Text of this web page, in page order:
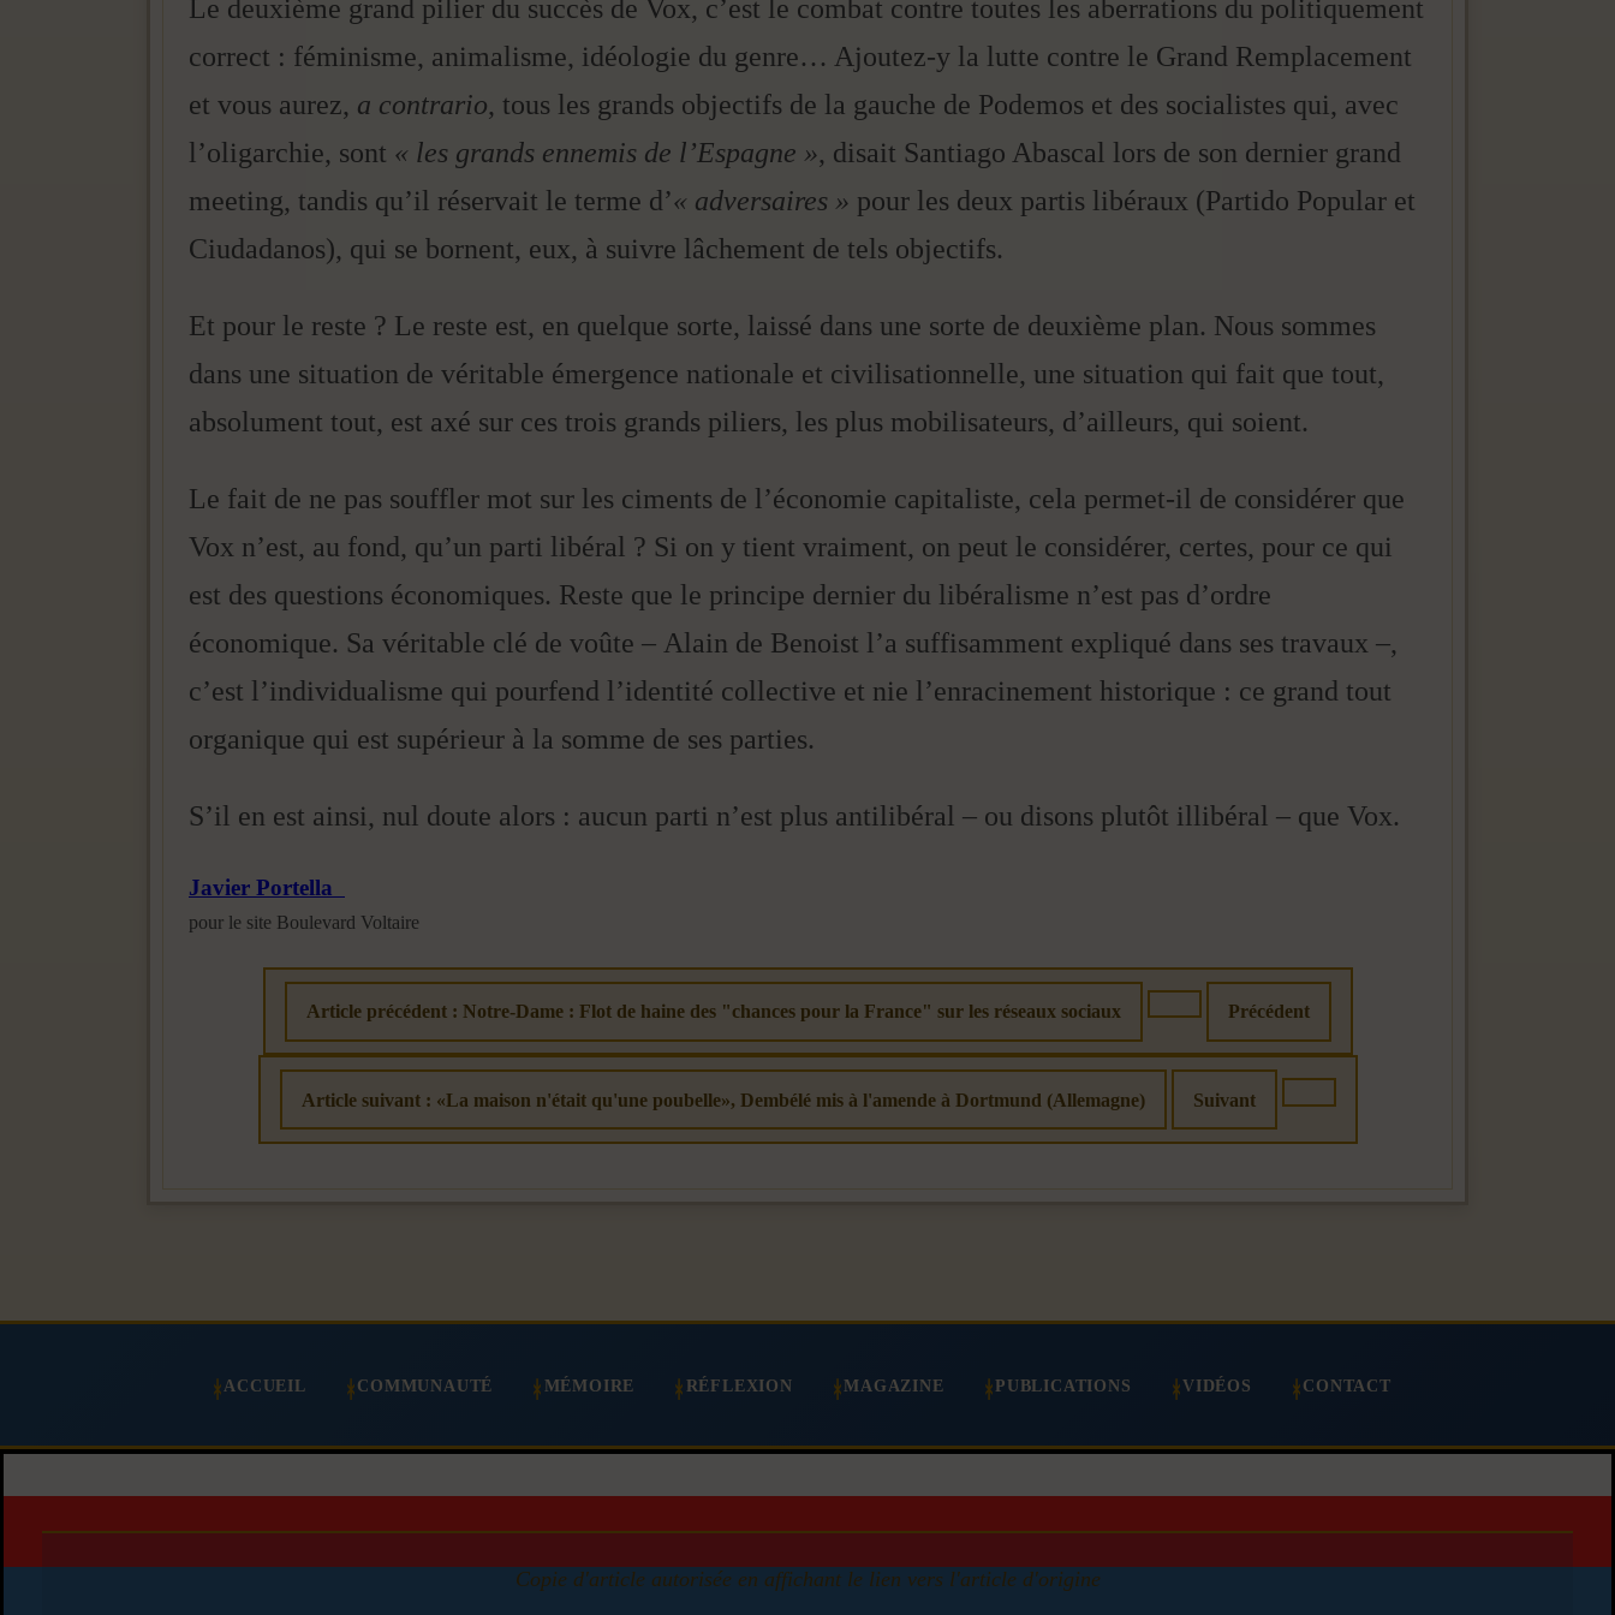
Le deuxième grand pilier du succès de Vox, c’est le combat contre toutes les aberrations du politiquement
correct : féminisme, animalisme, idéologie du genre… Ajoutez-y la lutte contre le Grand Remplacement
et vous aurez, a contrario, tous les grands objectifs de la gauche de Podemos et des socialistes qui, avec
l’oligarchie, sont « les grands ennemis de l’Espagne », disait Santiago Abascal lors de son dernier grand
meeting, tandis qu’il réservait le terme d’« adversaires » pour les deux partis libéraux (Partido Popular et
Ciudadanos), qui se bornent, eux, à suivre lâchement de tels objectifs.
Et pour le reste ? Le reste est, en quelque sorte, laissé dans une sorte de deuxième plan. Nous sommes
dans une situation de véritable émergence nationale et civilisationnelle, une situation qui fait que tout,
absolument tout, est axé sur ces trois grands piliers, les plus mobilisateurs, d’ailleurs, qui soient.
Le fait de ne pas souffler mot sur les ciments de l’économie capitaliste, cela permet-il de considérer que
Vox n’est, au fond, qu’un parti libéral ? Si on y tient vraiment, on peut le considérer, certes, pour ce qui
est des questions économiques. Reste que le principe dernier du libéralisme n’est pas d’ordre
économique. Sa véritable clé de voûte – Alain de Benoist l’a suffisamment expliqué dans ses travaux –,
c’est l’individualisme qui pourfend l’identité collective et nie l’enracinement historique : ce grand tout
organique qui est supérieur à la somme de ses parties.
S’il en est ainsi, nul doute alors : aucun parti n’est plus antilibéral – ou disons plutôt illibéral – que Vox.
Javier Portella
pour le site Boulevard Voltaire
Article précédent : Notre-Dame : Flot de haine des "chances pour la France" sur les réseaux sociaux Précédent
Article suivant : «La maison n'était qu'une poubelle», Dembélé mis à l'amende à Dortmund (Allemagne) Suivant
ACCUEIL COMMUNAUTÉ MÉMOIRE RÉFLEXION MAGAZINE PUBLICATIONS VIDÉOS CONTACT
Copie d'article autorisée en affichant le lien vers l'article d'origine